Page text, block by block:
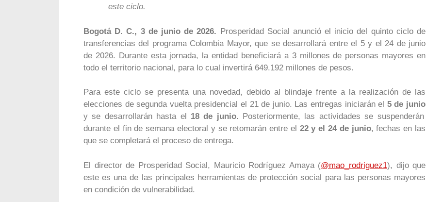
este ciclo.
Bogotá D. C., 3 de junio de 2026. Prosperidad Social anunció el inicio del quinto ciclo de
transferencias del programa Colombia Mayor, que se desarrollará entre el 5 y el 24 de junio
de 2026. Durante esta jornada, la entidad beneficiará a 3 millones de personas mayores en
todo el territorio nacional, para lo cual invertirá 649.192 millones de pesos.
Para este ciclo se presenta una novedad, debido al blindaje frente a la realización de las
elecciones de segunda vuelta presidencial el 21 de junio. Las entregas iniciarán el 5 de junio
y se desarrollarán hasta el 18 de junio. Posteriormente, las actividades se suspenderán
durante el fin de semana electoral y se retomarán entre el 22 y el 24 de junio, fechas en las
que se completará el proceso de entrega.
El director de Prosperidad Social, Mauricio Rodríguez Amaya (@mao_rodriguez1), dijo que
este es una de las principales herramientas de protección social para las personas mayores
en condición de vulnerabilidad.